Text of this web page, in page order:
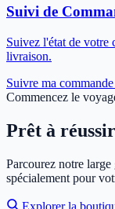
Suivi de
Suivez l'état de votre
livraison.
Suivre ma commande
Commencez le
Prêt à
Parcourez notre
spécialement pour
Explorer la